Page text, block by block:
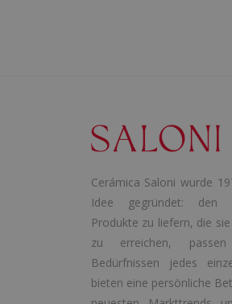
Cerámica Saloni wurde
Idee gegründet: den
Produkte zu liefern, die
zu erreichen,
Bedürfnissen jedes
bieten eine persönliche